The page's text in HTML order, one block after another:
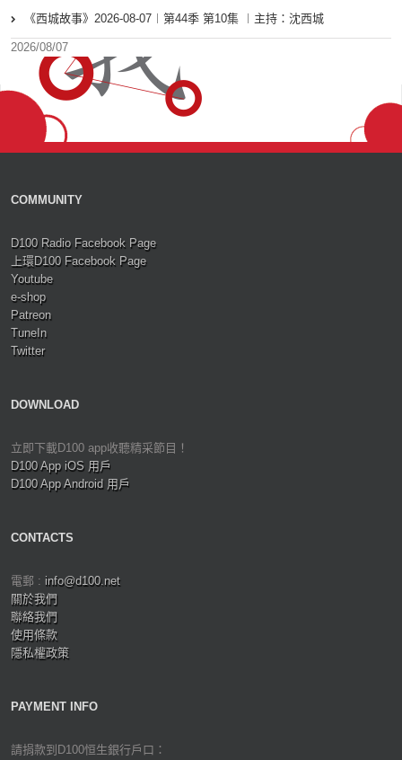
《西城故事》2026-08-07︱第44季 第10集 ︱主持：沈西城
2026/08/07
COMMUNITY
D100 Radio Facebook Page
上環D100 Facebook Page
Youtube
e-shop
Patreon
TuneIn
Twitter
DOWNLOAD
立即下載D100 app收聽精采節目！
D100 App iOS 用戶
D100 App Android 用戶
CONTACTS
電郵 : info@d100.net
關於我們
聯絡我們
使用條款
隱私權政策
PAYMENT INFO
請捐款到D100恒生銀行戶口：